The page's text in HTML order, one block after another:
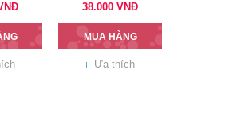
38.000 VNĐ
MUA HÀNG
Ưa thích